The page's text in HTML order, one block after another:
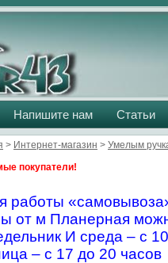
Напишите нам Статьи
> Интернет-магазин > Умелым
покупатели!
работы
от м Планерная
И среда – с
– с 17 до 20 часов